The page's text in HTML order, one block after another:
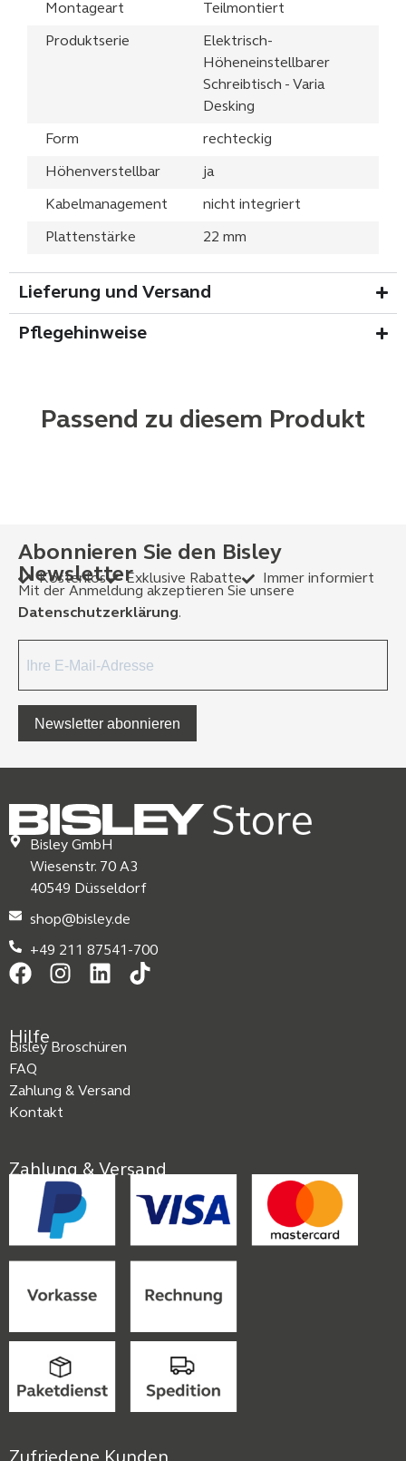
Montageart Teilmontiert
Produktserie
Elektrisch-
Höheneinstellbarer
Schreibtisch - Varia
Desking
Form rechteckig
Höhenverstellbar ja
Kabelmanagement nicht integriert
Plattenstärke 22 mm
Lieferung und Versand
Pflegehinweise
Passend zu diesem Produkt
Abonnieren Sie den Bisley
Newsletter
Kostenlos Exklusive Rabatte
Immer informiert
Mit der Anmeldung akzeptieren Sie unsere
Datenschutzerklärung.
Newsletter abonnieren
Bisley GmbH
Wiesenstr. 70 A3
40549 Düsseldorf
shop@bisley.de
+49 211 87541-700
Hilfe
Bisley Broschüren
FAQ
Zahlung & Versand
Kontakt
Zahlung & Versand